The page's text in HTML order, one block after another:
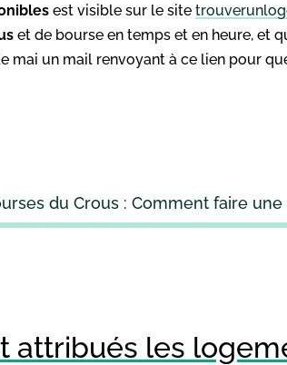
est visible sur le site
et de bourse en temps et en heure, et
mai un mail renvoyant à ce lien pour
du Crous : Comment faire
attribués les